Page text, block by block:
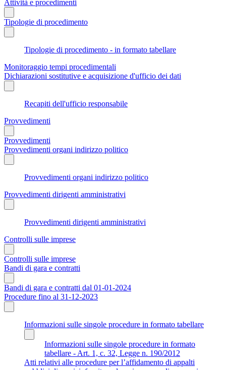
Attività e procedimenti
Tipologie di procedimento
Tipologie di procedimento - in formato tabellare
Monitoraggio tempi procedimentali
Dichiarazioni sostitutive e acquisizione d'ufficio dei dati
Recapiti dell'ufficio responsabile
Provvedimenti
Provvedimenti
Provvedimenti organi indirizzo politico
Provvedimenti organi indirizzo politico
Provvedimenti dirigenti amministrativi
Provvedimenti dirigenti amministrativi
Controlli sulle imprese
Controlli sulle imprese
Bandi di gara e contratti
Bandi di gara e contratti dal 01-01-2024
Procedure fino al 31-12-2023
Informazioni sulle singole procedure in formato tabellare
Informazioni sulle singole procedure in formato
tabellare - Art. 1, c. 32, Legge n. 190/2012
Atti relativi alle procedure per l’affidamento di appalti